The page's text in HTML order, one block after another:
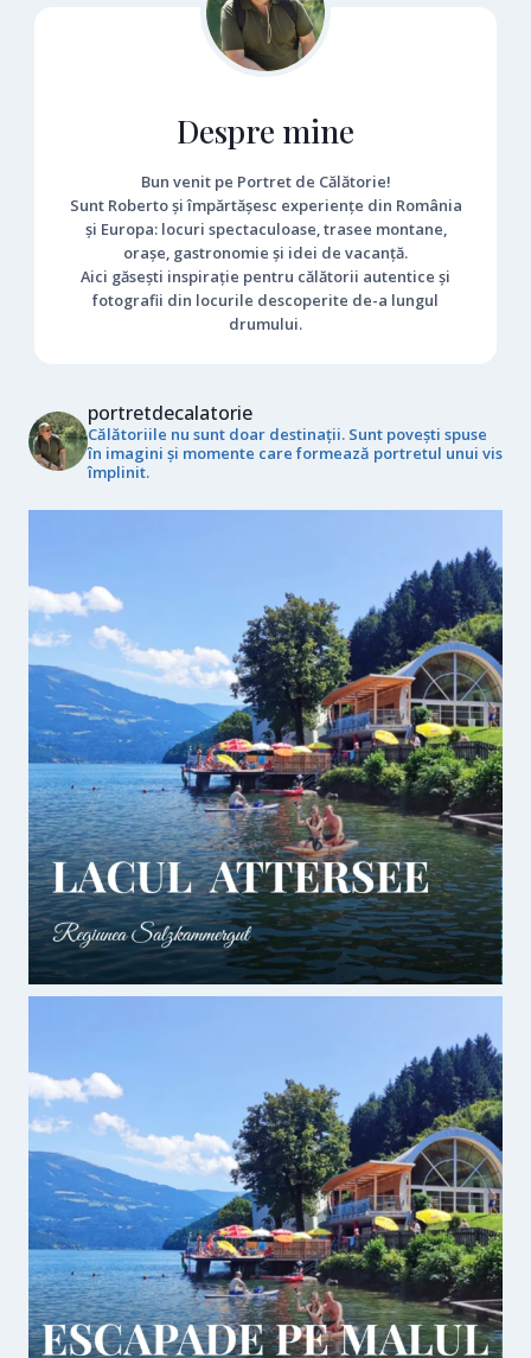
Despre mine
Bun venit pe Portret de Călătorie!
Sunt Roberto și împărtășesc experiențe din România
și Europa: locuri spectaculoase, trasee montane,
orașe, gastronomie și idei de vacanță.
Aici găsești inspirație pentru călătorii autentice și
fotografii din locurile descoperite de-a lungul
drumului.
portretdecalatorie
Călătoriile nu sunt doar destinații. Sunt povești spuse
în imagini și momente care formează portretul unui vis
împlinit.